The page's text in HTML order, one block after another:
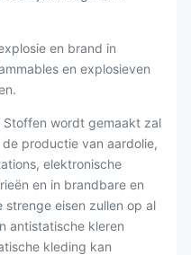
en brand in
en explosieven
wordt gemaakt zal
productie van aardolie,
elektronische
en in brandbare en
eisen zullen op al
antistatische kleren
kleding kan